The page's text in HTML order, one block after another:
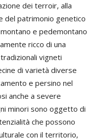
dei terroir, alla
del patrimonio genetico
e pedemontano
ricco di una
vigneti
di varietà diverse
e persino nel
anche a severe
minori sono oggetto di
che possono
con il territorio,